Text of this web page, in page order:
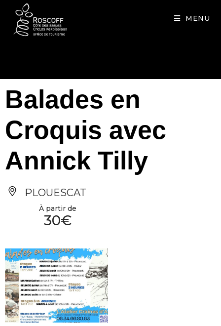
MENU
Balades en
Croquis avec
Annick Tilly
PLOUESCAT
À partir de
30€
Cookies management panel